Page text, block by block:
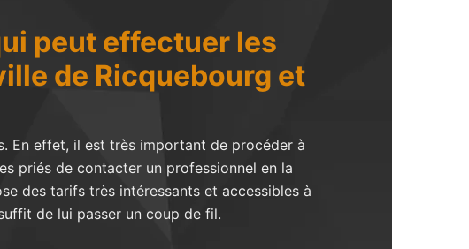
peut effectuer les
de Ricquebourg et
En effet, il est très important de procéder à
priés de contacter un professionnel en la
des tarifs très intéressants et accessibles à
de lui passer un coup de fil.